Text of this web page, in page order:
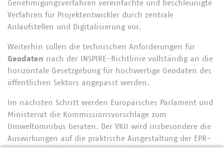
Genehmigungsverfahren vereinfachte und beschleunigte
Verfahren für Projektentwickler durch zentrale
Anlaufstellen und Digitalisierung vor.
Weiterhin sollen die technischen Anforderungen für
Geodaten nach der INSPIRE-Richtlinie vollständig an die
horizontale Gesetzgebung für hochwertige Geodaten des
öffentlichen Sektors angepasst werden.
Im nächsten Schritt werden Europäisches Parlament und
Ministerrat die Kommissionsvorschläge zum
Umweltomnibus beraten. Der VKU wird insbesondere die
Auswirkungen auf die praktische Ausgestaltung der EPR-